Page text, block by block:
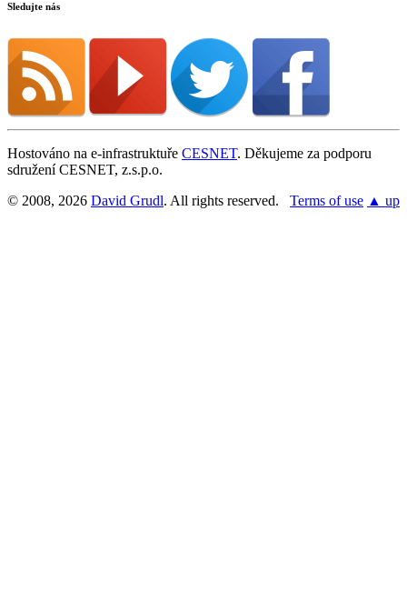
Sledujte nás
Hostováno na e-infrastruktuře CESNET. Děkujeme za podporu
sdružení CESNET, z.s.p.o.
© 2008, 2026 David Grudl. All rights reserved. Terms of use ▲ up